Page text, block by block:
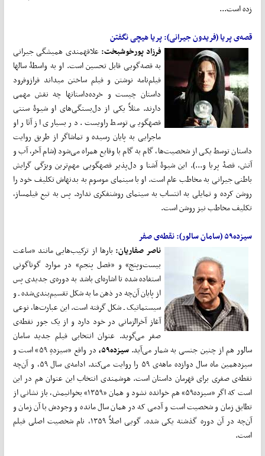
زده است...
قصه‌ی پریا (فریدون جیرانی): پریا هیچی نگفتن
فرزاد پورخوشبخت:علاقه­مندی همیشگی جیرانی
به قصه‌گویی قابل تحسین است. او به واسطۀ سال­ها
فیلم‌نامه نوشتن و فیلم ساختن می­داند فرازوفرود
داستان چیست و خرده‌داستان­ها چه نقش مهمی
دارند. مثلاً یکی از دل‌بستگی‌های او شیوۀ سنتی
قصه­گویی توسط راوی­ست. در بسیاری از آثار او
ماجرایی به پایان رسیده و تماشاگر از طریق روایت
داستان توسط یکی از شخصیت‌ها، گام به گام با وقایع همراه می‌شود (شام آخر، آب و
آتش، قصۀ پریا و...). این شیوۀ آشنا و دل‌پذیر قصه­گویی مهم‌ترین ویژگی گرایش
باطنی جیرانی به مخاطب عام است. او با سینمای موسوم به بدنه­اش تکلیف خود را
روشن کرده و تمایلی به انتساب به سینمای روشنفکری ندارد. پس به تبع فیلم­ساز،
تکلیف مخاطب نیز روشن است.
سیزده۵۹ (سامان سالور): نقطه‌ی صفر
ناصر صفاریان:بارها از ترکیب‌هایی مانند «ساعت
بیست‌وپنج» و «فصل پنجم» در موارد گوناگونی
استفاده شده تا اشاره‌ای باشد به دوره‌ی جدیدی پس
از پایان آن‌چه در ذهن ما به شکل تقسیم‌بندی‌شده ـ و
سیستماتیک ـ شکل گرفته است. این عبارت‌ها، نوعی
آغاز آخر‌الزمانی در خود دارد و از یک جور نقطه‌ی
صفر می‌گوید. عنوان انتخابی فیلم جدید سامان
سالور هم از چنین جنسی به شمار می‌آید. سیزده۵۹،
در واقع «سیزدهِ ۵۹» است و
سیزدهمین ماه سال دوازده ماهه‌ی ۵۹ را روایت می‌کند. ادامه‌ی سال ۵۹، و آن‌چه
نقطه‌ی صفری برای قهرمان داستان است. هوشمندی انتخاب این عنوان هم در این
است که اگر «سیزده۵۹» هم خوانده نشود و همان «۱۳۵۹» بخوانیمش، باز نشانی از
تطابق زمان و شخصیت است و آدمی که در همان سال مانده و وجودش با آن زمان و
آن‌چه در آن دوره گذشته یکی شده. گویی اصلاً ۱۳۵۹، نام شخصیت اصلی فیلم
است.